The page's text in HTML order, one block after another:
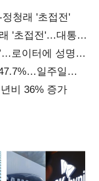
청래 '초접전'
'초접전'…대통령
로이터에 성명
일주일
비 36% 증가